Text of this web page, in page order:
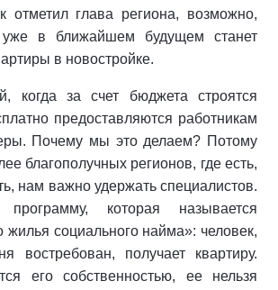
отметил глава региона, возможно,
уже в ближайшем будущем станет
в новостройке.
когда за счет бюджета строятся
предоставляются работникам
Почему мы это делаем? Потому
благополучных регионов, где есть,
нам важно удержать специалистов.
которая называется
жилья социального найма»: человек,
востребован, получает квартиру.
его собственностью, ее нельзя